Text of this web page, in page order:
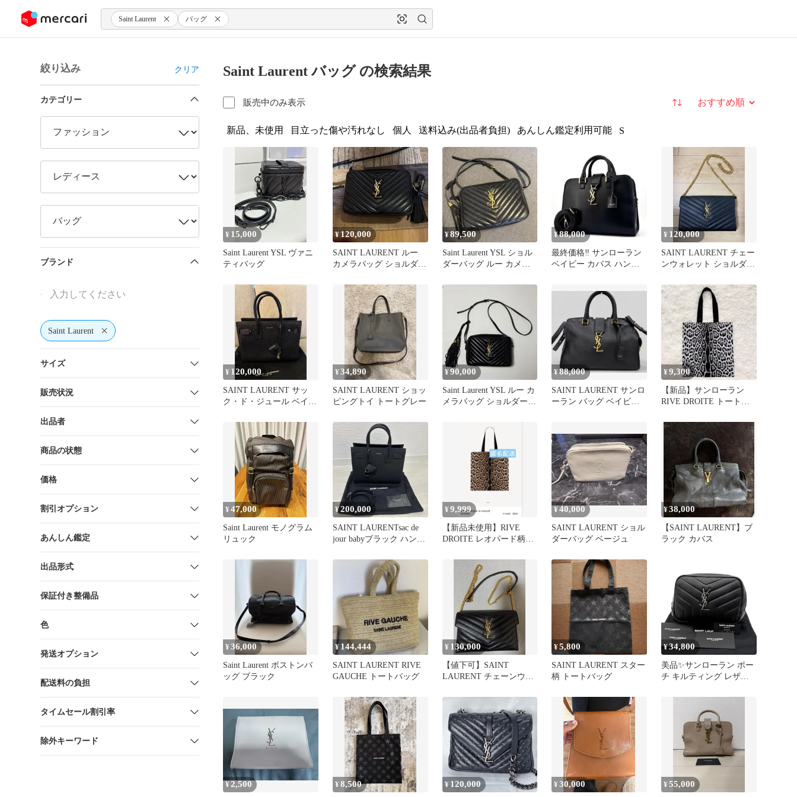
ツにスキップ Saint Laurent バッグ
絞り込み クリア
カテゴリー
ブランド
Saint Laurent
サイズ
販売状況
出品者
商品の状態
価格
割引オプション
あんしん鑑定
出品形式
保証付き整備品
色
発送オプション
配送料の負担
タイムセール割引率
除外キーワード
Saint Laurent バッグ の検索結果
販売中のみ表示 並び替え
新品、未使用 目立った傷や汚れなし 個人 送料込み(出品者負担) あんしん鑑定利用可能 S
¥ 15,000
Saint Laurent YSL ヴァニ
ティバッグ
¥ 120,000
SAINT LAURENT ルー
カメラバッグ ショルダー
¥89,500
Saint Laurent YSL ショル
ダーバッグ ルー カメラ
¥88,000
最終価格‼︎ サンローラン
ベイビー カバス ハンド
¥ 120,000
SAINT LAURENT チェー
ンウォレット ショルダー
¥ 120,000
SAINT LAURENT サッ
ク・ド・ジュール ベイビ
¥34,890
SAINT LAURENT ショッ
ピングトイ トートグレー
¥90,000
Saint Laurent YSL ルー カ
メラバッグ ショルダーバ
¥88,000
SAINT LAURENT サンロ
ーラン バッグ ベイビー
¥9,300
【新品】サンローラン
RIVE DROITE トートバ
¥47,000
Saint Laurent モノグラム
リュック
¥200,000
SAINT LAURENTsac de
jour babyブラック ハンド
¥9,999
【新品未使用】RIVE
DROITE レオパード柄ト
¥40,000
SAINT LAURENT ショル
ダーバッグ ベージュ
¥38,000
【SAINT LAURENT】ブ
ラック カバス
¥36,000
Saint Laurent ボストンバ
ッグ ブラック
¥144,444
SAINT LAURENT RIVE
GAUCHE トートバッグ
¥ 130,000
【値下可】SAINT
LAURENT チェーンウォ
¥5,800
SAINT LAURENT スター
柄 トートバッグ
¥34,800
美品✨サンローラン ポー
チ キルティング レザー
¥ 2,500 ¥8,500 ¥ 120,000 ¥30,000 ¥55,000